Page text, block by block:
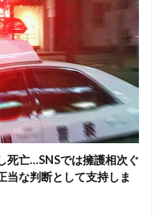
死亡…SNSでは擁護相次ぐ
当な判断として支持しま